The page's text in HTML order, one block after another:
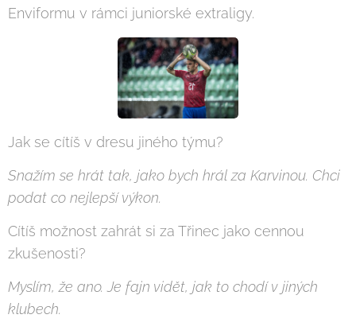
Enviformu v rámci juniorské extraligy.
Jak se cítíš v dresu jiného týmu?
Snažím se hrát tak, jako bych hrál za Karvinou. Chci
podat co nejlepší výkon.
Cítíš možnost zahrát si za Třinec jako cennou
zkušenosti?
Myslím, že ano. Je fajn vidět, jak to chodí v jiných
klubech.